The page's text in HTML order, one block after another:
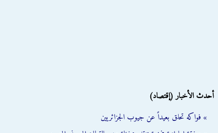
أحدث الأخبار (إقتصاد)
» فواكه تحلق بعيداً عن جيوب الجزائريين